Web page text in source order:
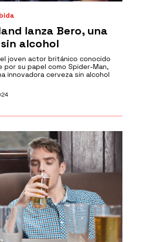
lanza Bero, una
alcohol
el joven actor británico conocido
por su papel como Spider-Man,
innovadora cerveza sin alcohol